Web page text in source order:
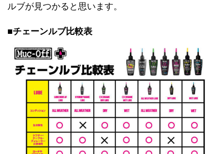
ルブが見つかると思います。
■チェーンルブ比較表